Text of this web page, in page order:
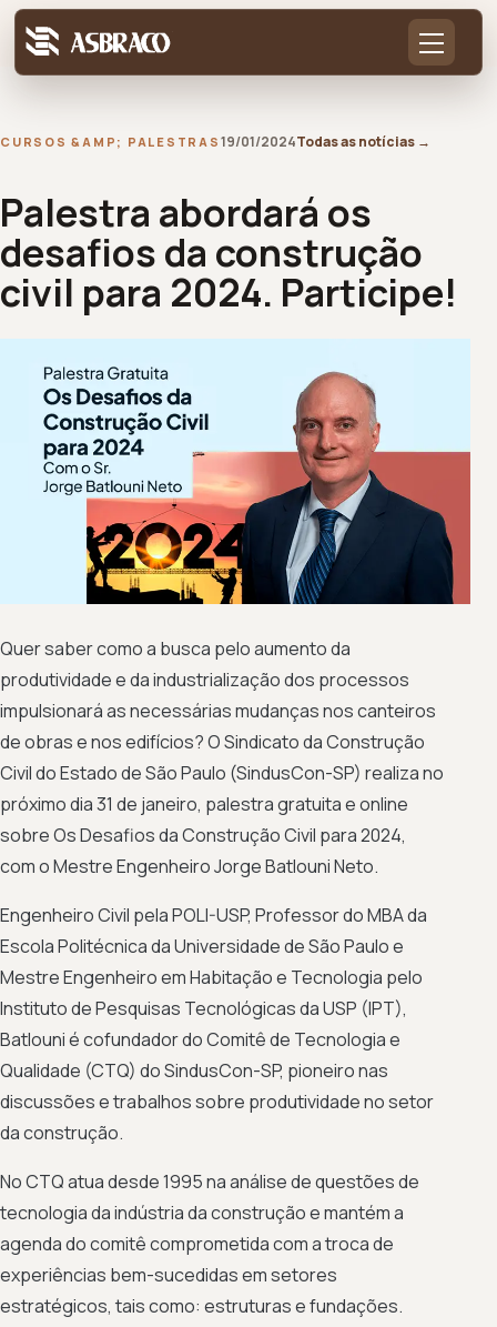
CURSOS &AMP; PALESTRAS 19/01/2024Todas as notícias →
Palestra abordará os
desafios da construção
civil para 2024. Participe!
Quer saber como a busca pelo aumento da
produtividade e da industrialização dos processos
impulsionará as necessárias mudanças nos canteiros
de obras e nos edifícios? O Sindicato da Construção
Civil do Estado de São Paulo (SindusCon-SP) realiza no
próximo dia 31 de janeiro, palestra gratuita e online
sobre Os Desafios da Construção Civil para 2024,
com o Mestre Engenheiro Jorge Batlouni Neto.
Engenheiro Civil pela POLI-USP, Professor do MBA da
Escola Politécnica da Universidade de São Paulo e
Mestre Engenheiro em Habitação e Tecnologia pelo
Instituto de Pesquisas Tecnológicas da USP (IPT),
Batlouni é cofundador do Comitê de Tecnologia e
Qualidade (CTQ) do SindusCon-SP, pioneiro nas
discussões e trabalhos sobre produtividade no setor
da construção.
No CTQ atua desde 1995 na análise de questões de
tecnologia da indústria da construção e mantém a
agenda do comitê comprometida com a troca de
experiências bem-sucedidas em setores
estratégicos, tais como: estruturas e fundações.